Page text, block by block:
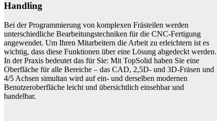
Handling
Bei der Programmierung von komplexen Frästeilen werden
unterschiedliche Bearbeitungstechniken für die CNC-Fertigung
angewendet. Um Ihren Mitarbeitern die Arbeit zu erleichtern ist es
wichtig, dass diese Funktionen über eine Lösung abgedeckt werden.
In der Praxis bedeutet das für Sie: Mit TopSolid haben Sie eine
Oberfläche für alle Bereiche – das CAD, 2,5D- und 3D-Fräsen und
4/5 Achsen simultan wird auf ein- und derselben modernen
Benutzeroberfläche leicht und übersichtlich einsehbar und
handelbar.